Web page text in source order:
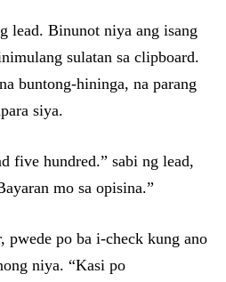
lead. Binunot niya ang isang
sulatan sa clipboard.
buntong-hininga, na parang
siya.
five hundred.” sabi ng lead,
mo sa opisina.”
pwede po ba i-check kung ano
niya. “Kasi po